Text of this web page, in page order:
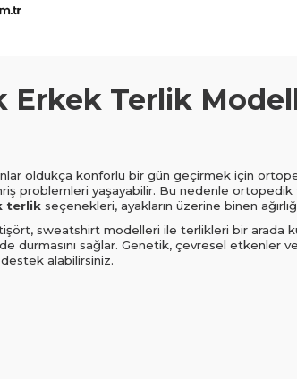
Erkek Terlik
oldukça konforlu bir gün geçirmek için
problemleri yaşayabilir. Bu nedenle
terlik seçenekleri, ayakların üzerine binen
sweatshirt modelleri ile terlikleri bir arada
durmasını sağlar. Genetik, çevresel etkenler
alabilirsiniz.